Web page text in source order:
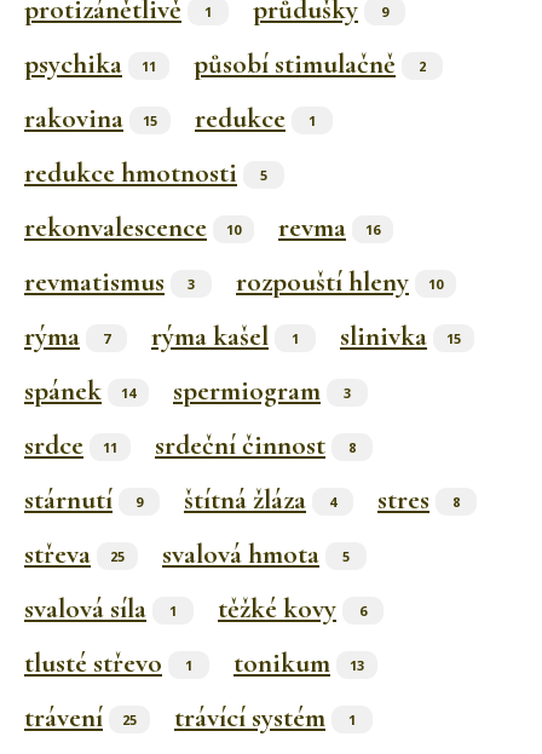
protizánětlivě 1 průdušky 9
psychika 11 působí stimulačně 2
rakovina 15 redukce 1
redukce hmotnosti 5
rekonvalescence 10 revma 16
revmatismus 3 rozpouští hleny 10
rýma 7 rýma kašel 1 slinivka 15
spánek 14 spermiogram 3
srdce 11 srdeční činnost 8
stárnutí 9 štítná žláza 4 stres 8
střeva 25 svalová hmota 5
svalová síla 1 těžké kovy 6
tlusté střevo 1 tonikum 13
trávení 25 trávící systém 1